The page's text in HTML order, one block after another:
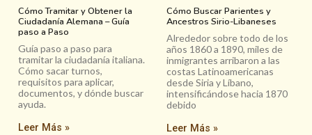
Cómo Tramitar y Obtener la
Ciudadanía Alemana – Guía
paso a Paso
Guía paso a paso para
tramitar la ciudadanía italiana.
Cómo sacar turnos,
requisitos para aplicar,
documentos, y dónde buscar
ayuda.
Leer Más »
Cómo Buscar Parientes y
Ancestros Sirio-Libaneses
Alrededor sobre todo de los
años 1860 a 1890, miles de
inmigrantes arribaron a las
costas Latinoamericanas
desde Siria y Líbano,
intensificándose hacia 1870
debido
Leer Más »